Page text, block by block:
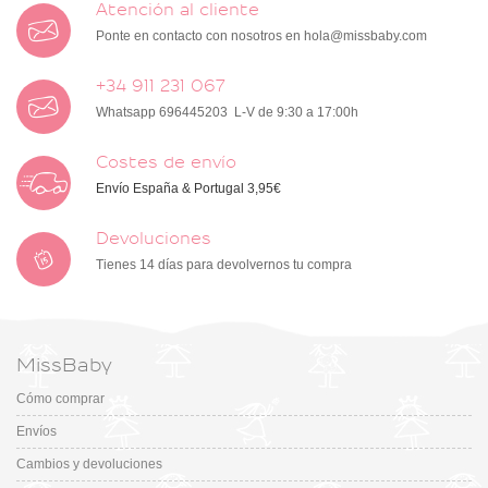
Atención al cliente
Ponte en contacto con nosotros en hola@missbaby.com
+34 911 231 067
Whatsapp 696445203 L-V de 9:30 a 17:00h
Costes de envío
Envío España & Portugal 3,95€
Devoluciones
Tienes 14 días para devolvernos tu compra
MissBaby
Cómo comprar
Envíos
Cambios y devoluciones